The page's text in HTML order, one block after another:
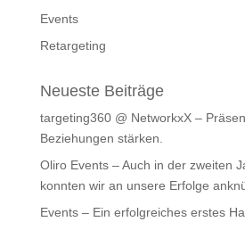
Events
Retargeting
Neueste Beiträge
targeting360 @ NetworkxX –
Beziehungen stärken.
Oliro Events – Auch in der zweiten
konnten wir an unsere Erfolge
Events – Ein erfolgreiches erstes